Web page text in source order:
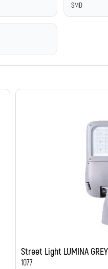
SMD
Street Light LUMINA
1077